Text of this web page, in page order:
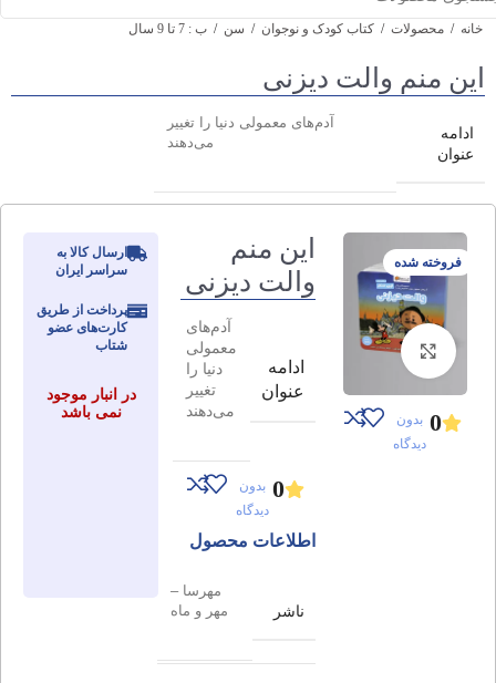
خانه / محصولات / کتاب کودک و نوجوان / سن / ب : 7 تا 9 سال
این منم والت دیزنی
ادامه
عنوان
آدم‌های معمولی دنیا را تغییر
می‌دهند
فروخته شده
برای بزرگنمایی کلیک کنید
0 بدون
دیدگاه
این منم
والت دیزنی
ادامه
عنوان
آدم‌های
معمولی
دنیا را
تغییر
می‌دهند
0 بدون
دیدگاه
اطلاعات محصول
ناشر
مهرسا –
مهر و ماه
ارسال کالا به
سراسر ایران
پرداخت از طریق
کارت‌های عضو
شتاب
در انبار موجود
نمی باشد